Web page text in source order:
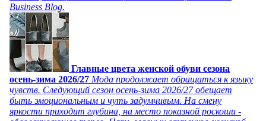
Business Blog.
Главные цвета женской обуви сезона
осень-зима 2026/27 Мода продолжает обращаться к языку
чувств. Следующий сезон осень-зима 2026/27 обещает
быть эмоциональным и чуть задумчивым. На смену
яркости приходит глубина, на место показной роскоши -